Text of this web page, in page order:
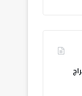
مركب صيد